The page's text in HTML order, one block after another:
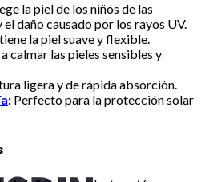
la piel de los niños de las
daño causado por los rayos UV.
la piel suave y flexible.
calmar las pieles sensibles y
ligera y de rápida absorción.
: Perfecto para la protección solar